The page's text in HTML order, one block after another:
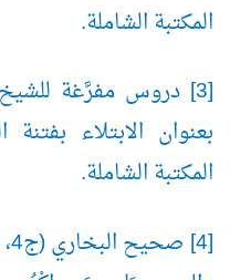
المكتبة الشاملة.
[3] دروس مفرَّغة
المكتبة الشاملة.